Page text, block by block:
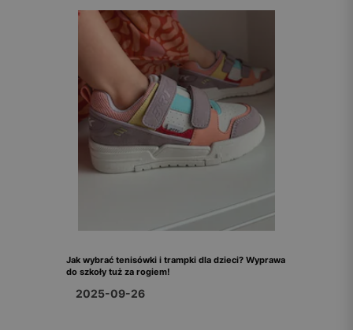
Jak wybrać tenisówki i trampki dla dzieci? Wyprawa
do szkoły tuż za rogiem!
2025-09-26